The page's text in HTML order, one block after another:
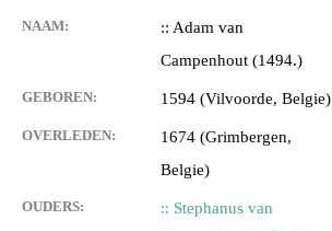
NAAM:
:: Adam van
Campenhout (1494.)
GEBOREN: 1594 (Vilvoorde, Belgie)
OVERLEDEN:
1674 (Grimbergen,
Belgie)
OUDERS:
:: Stephanus van